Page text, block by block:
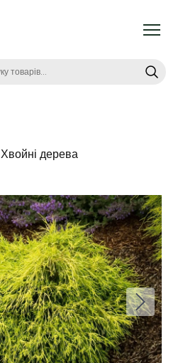
Хвойні дерева